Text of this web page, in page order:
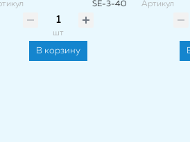
SE-3-40
шт
В корзину
Артикул